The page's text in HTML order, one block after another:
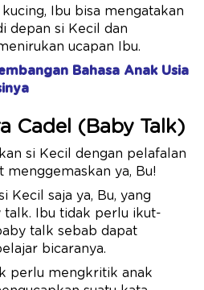
Ibu bisa mengatakan
depan si Kecil dan
ucapan Ibu.
Bahasa Anak Usia
Cadel (Baby Talk)
si Kecil dengan pelafalan
menggemaskan ya, Bu!
Kecil saja ya, Bu, yang
talk. Ibu tidak perlu ikut-
talk sebab dapat
bicaranya.
perlu mengkritik anak